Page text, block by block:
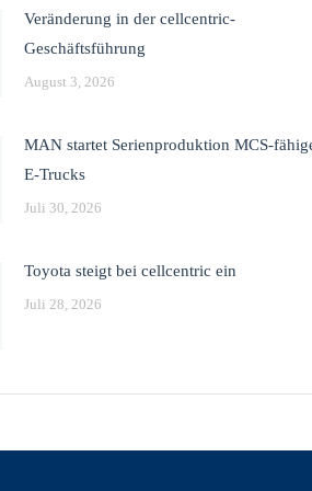
Veränderung in der cellcentric-
Geschäftsführung
August 3, 2026
MAN startet Serienproduktion MCS-
E-Trucks
Juli 30, 2026
Toyota steigt bei cellcentric ein
Juli 28, 2026